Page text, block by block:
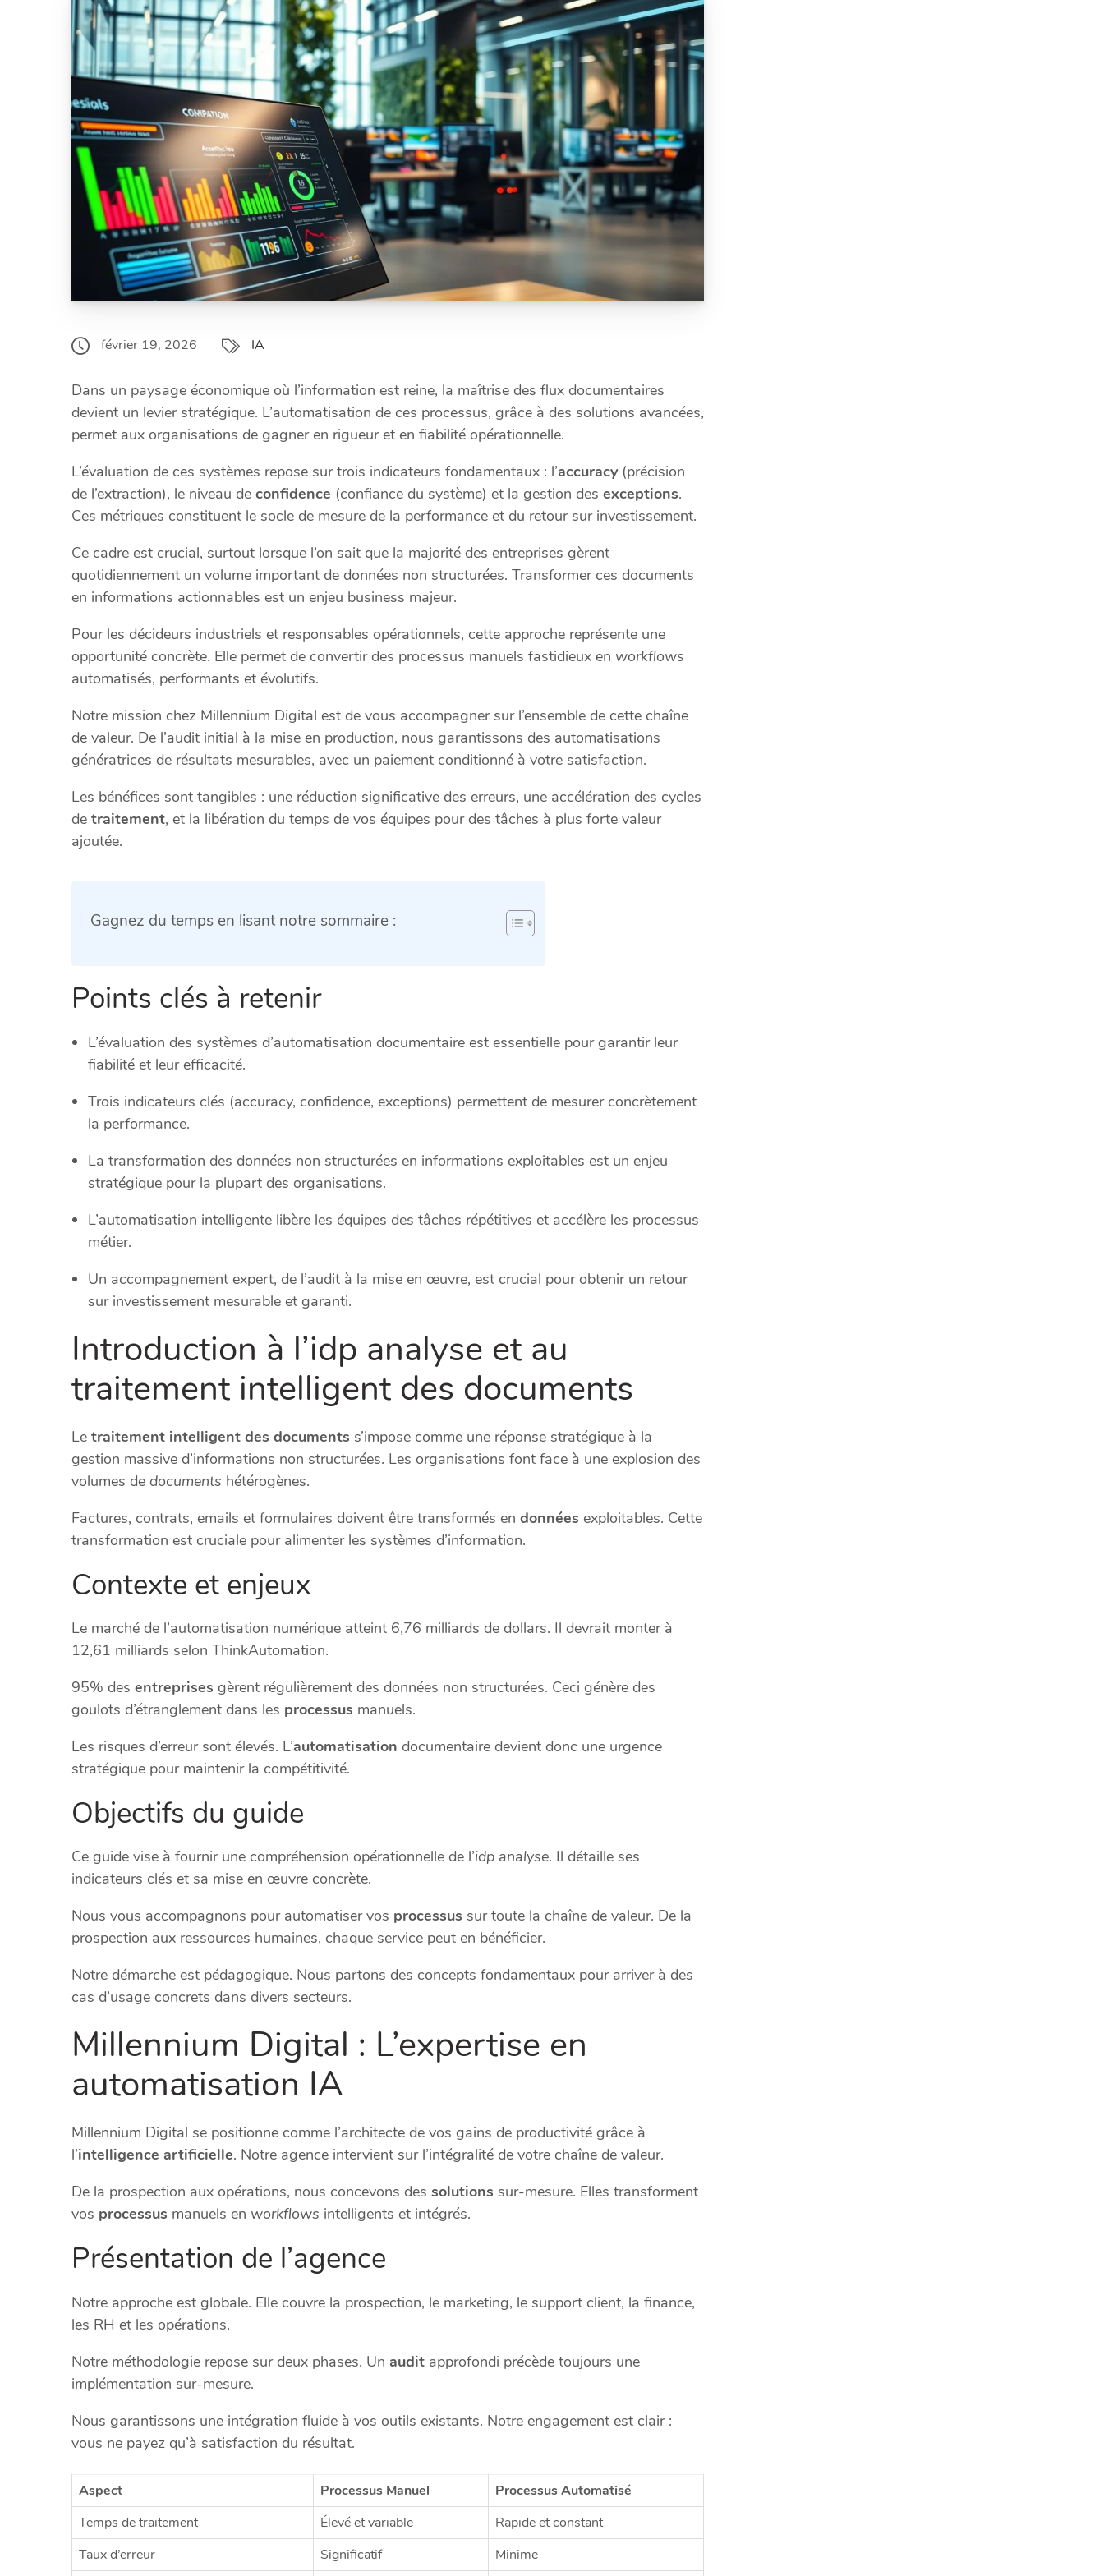
février 19, 2026 IA
Dans un paysage économique où l’information est reine, la maîtrise des flux documentaires
devient un levier stratégique. L’automatisation de ces processus, grâce à des solutions avancées,
permet aux organisations de gagner en rigueur et en fiabilité opérationnelle.
L’évaluation de ces systèmes repose sur trois indicateurs fondamentaux : l’accuracy(précision
de l’extraction), le niveau de confidence (confiance du système) et la gestion des exceptions.
Ces métriques constituent le socle de mesure de la performance et du retour sur investissement.
Ce cadre est crucial, surtout lorsque l’on sait que la majorité des entreprises gèrent
quotidiennement un volume important de données non structurées. Transformer ces documents
en informations actionnables est un enjeu business majeur.
Pour les décideurs industriels et responsables opérationnels, cette approche représente une
opportunité concrète. Elle permet de convertir des processus manuels fastidieux en workflows
automatisés, performants et évolutifs.
Notre mission chez Millennium Digital est de vous accompagner sur l’ensemble de cette chaîne
de valeur. De l’audit initial à la mise en production, nous garantissons des automatisations
génératrices de résultats mesurables, avec un paiement conditionné à votre satisfaction.
Les bénéfices sont tangibles : une réduction significative des erreurs, une accélération des cycles
de traitement, et la libération du temps de vos équipes pour des tâches à plus forte valeur
ajoutée.
Gagnez du temps en lisant notre sommaire :
Points clés à retenir
L’évaluation des systèmes d’automatisation documentaire est essentielle pour garantir leur
fiabilité et leur efficacité.
Trois indicateurs clés (accuracy, confidence, exceptions) permettent de mesurer concrètement
la performance.
La transformation des données non structurées en informations exploitables est un enjeu
stratégique pour la plupart des organisations.
L’automatisation intelligente libère les équipes des tâches répétitives et accélère les processus
métier.
Un accompagnement expert, de l’audit à la mise en œuvre, est crucial pour obtenir un retour
sur investissement mesurable et garanti.
Introduction à l’idp analyse et au
traitement intelligent des documents
Le traitement intelligent des documents s’impose comme une réponse stratégique à la
gestion massive d’informations non structurées. Les organisations font face à une explosion des
volumes de documents hétérogènes.
Factures, contrats, emails et formulaires doivent être transformés en données exploitables. Cette
transformation est cruciale pour alimenter les systèmes d’information.
Contexte et enjeux
Le marché de l’automatisation numérique atteint 6,76 milliards de dollars. Il devrait monter à
12,61 milliards selon ThinkAutomation.
95% des entreprises gèrent régulièrement des données non structurées. Ceci génère des
goulots d’étranglement dans les processus manuels.
Les risques d’erreur sont élevés. L’automatisation documentaire devient donc une urgence
stratégique pour maintenir la compétitivité.
Objectifs du guide
Ce guide vise à fournir une compréhension opérationnelle de l’idp analyse. Il détaille ses
indicateurs clés et sa mise en œuvre concrète.
Nous vous accompagnons pour automatiser vos processus sur toute la chaîne de valeur. De la
prospection aux ressources humaines, chaque service peut en bénéficier.
Notre démarche est pédagogique. Nous partons des concepts fondamentaux pour arriver à des
cas d’usage concrets dans divers secteurs.
Millennium Digital : L’expertise en
automatisation IA
Millennium Digital se positionne comme l’architecte de vos gains de productivité grâce à
l’intelligence artificielle. Notre agence intervient sur l’intégralité de votre chaîne de valeur.
De la prospection aux opérations, nous concevons des solutions sur-mesure. Elles transforment
vos processus manuels en workflows intelligents et intégrés.
Présentation de l’agence
Notre approche est globale. Elle couvre la prospection, le marketing, le support client, la finance,
les RH et les opérations.
Notre méthodologie repose sur deux phases. Un audit approfondi précède toujours une
implémentation sur-mesure.
Nous garantissons une intégration fluide à vos outils existants. Notre engagement est clair :
vous ne payez qu’à satisfaction du résultat.
Aspect Processus Manuel
Processus Automatisé
Temps de traitement
Élevé et variable
Rapide et constant
Taux d’erreur
Significatif Minime